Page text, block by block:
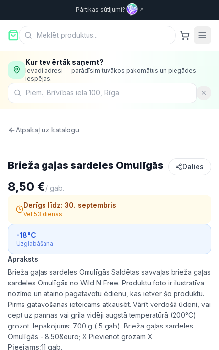
Pārtikas sūtījumi? ↗
Kur tev ērtāk saņemt?
Ievadi adresi — parādīsim tuvākos pakomātus un piegādes
iespējas.
Atpakaļ uz katalogu
Saldēta pārtika
Brieža gaļas sardeles Omulīgās Dalies
8,50 €/ gab.
Derīgs līdz: 30. septembris
Vēl 53 dienas
-18°C
Uzglabāšana
Apraksts
Brieža gaļas sardeles Omulīgās Saldētas savvaļas brieža gaļas
sardeles Omulīgās no Wild N Free. Produktu foto ir ilustratīva
nozīme un ataino pagatavotu ēdienu, kas ietver šo produktu.
Pirms gatavošanas ieteicams atkausēt. Vārīt verdošā ūdenī, vai
cept uz pannas vai grila vidēji augstā temperatūrā (200°C)
grozot. Iepakojums: 700 g ( 5 gab). Brieža gaļas sardeles
Omulīgās - 8.50&euro; X Pievienot grozam X
Pieejams:11 gab.